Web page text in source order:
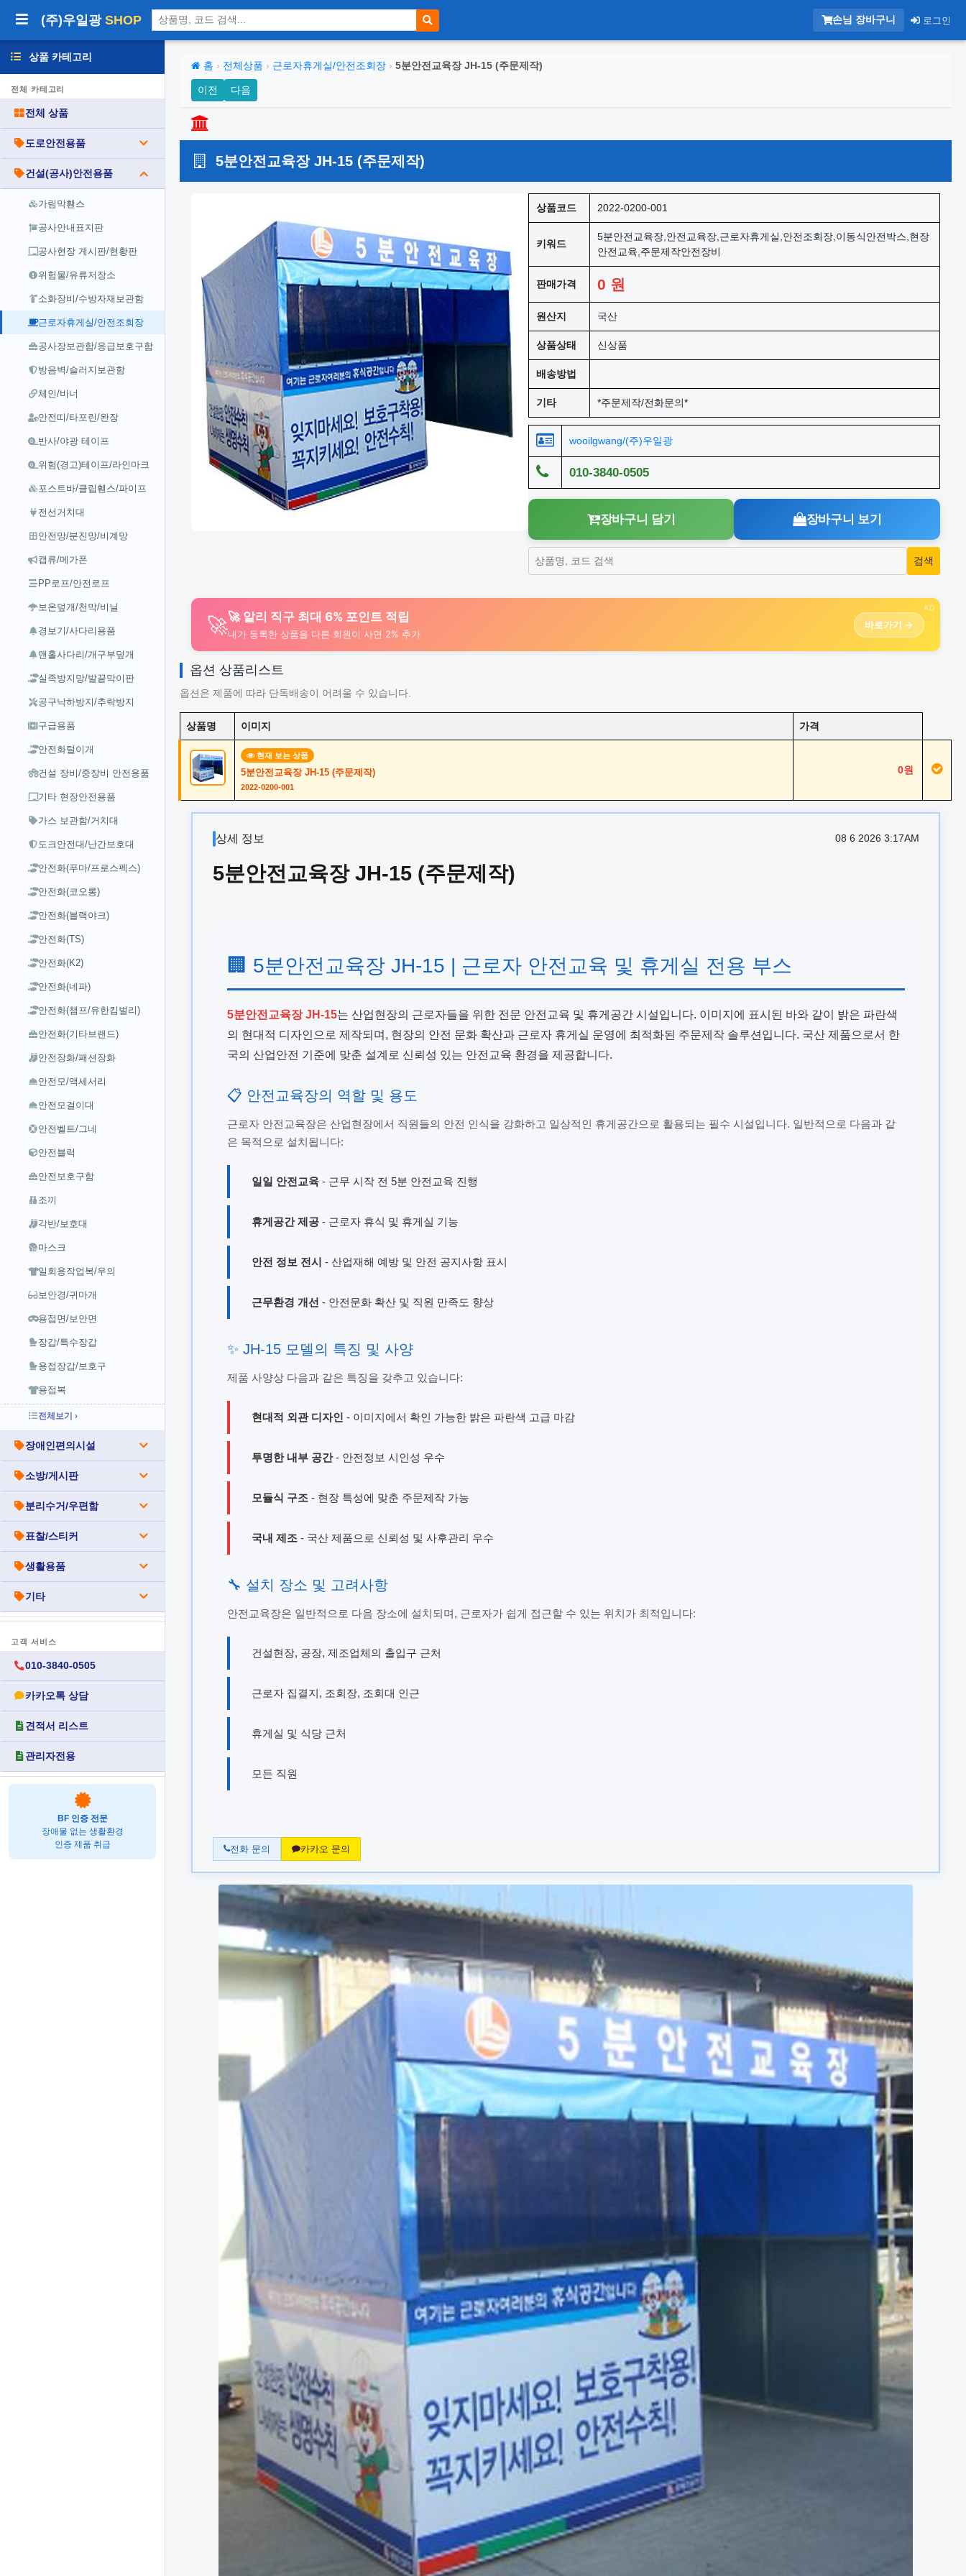
(주)우일광 SHOP 상품 검색 손님 장바구니 로그인
상품 카테고리
전체 카테고리
전체 상품
도로안전용품
건설(공사)안전용품
가림막휀스
공사안내표지판
공사현장 게시판/현황판
위험물/유류저장소
소화장비/수방자재보관함
근로자휴게실/안전조회장
공사장보관함/응급보호구함
방음벽/슬러지보관함
체인/비너
안전띠/타포린/완장
반사/야광 테이프
위험(경고)테이프/라인마크
포스트바/클립휀스/파이프
전선거치대
안전망/분진망/비계망
캡류/메가폰
PP로프/안전로프
보온덮개/천막/비닐
경보기/사다리용품
맨홀사다리/개구부덮개
실족방지망/발끝막이판
공구낙하방지/추락방지
구급용품
안전화털이개
건설 장비/중장비 안전용품
기타 현장안전용품
가스 보관함/거치대
도크안전대/난간보호대
안전화(푸마/프로스펙스)
안전화(코오롱)
안전화(블랙야크)
안전화(TS)
안전화(K2)
안전화(네파)
안전화(챔프/유한킴벌리)
안전화(기타브랜드)
안전장화/패션장화
안전모/액세서리
안전모걸이대
안전벨트/그네
안전블럭
안전보호구함
조끼
각반/보호대
마스크
일회용작업복/우의
보안경/귀마개
용접면/보안면
장갑/특수장갑
용접장갑/보호구
용접복
전체보기 ›
장애인편의시설
소방/게시판
분리수거/우편함
표찰/스티커
생활용품
기타
고객 서비스
010-3840-0505
카카오톡 상담
견적서 리스트
관리자전용
BF 인증 전문
장애물 없는 생활환경
인증 제품 취급
홈 › 전체상품 › 근로자휴게실/안전조회장 › 5분안전교육장 JH-15 (주문제작)
이전 다음
5분안전교육장 JH-15 (주문제작)
상품코드 2022-0200-001
키워드
5분안전교육장,안전교육장,근로자휴게실,안전조회장,이동식안전박스,현장
안전교육,주문제작안전장비
판매가격 0 원
원산지 국산
상품상태 신상품
배송방법
기타 *주문제작/전화문의*
wooilgwang/(주)우일광
010-3840-0505
장바구니 담기 장바구니 보기
AD
🚀🚀 알리 직구 최대 6% 포인트 적립
내가 등록한 상품을 다른 회원이 사면 2% 추가
바로가기 →
옵션 상품리스트
옵션은 제품에 따라 단독배송이 어려울 수 있습니다.
상품명 이미지 가격
현재 보는 상품
5분안전교육장 JH-15 (주문제작)
2022-0200-001
0원
상세 정보 08 6 2026 3:17AM
5분안전교육장 JH-15 (주문제작)
🏢 5분안전교육장 JH-15 | 근로자 안전교육 및 휴게실 전용 부스
5분안전교육장 JH-15는 산업현장의 근로자들을 위한 전문 안전교육 및 휴게공간 시설입니다. 이미지에 표시된 바와 같이 밝은 파란색
의 현대적 디자인으로 제작되며, 현장의 안전 문화 확산과 근로자 휴게실 운영에 최적화된 주문제작 솔루션입니다. 국산 제품으로서 한
국의 산업안전 기준에 맞춘 설계로 신뢰성 있는 안전교육 환경을 제공합니다.
📋 안전교육장의 역할 및 용도
근로자 안전교육장은 산업현장에서 직원들의 안전 인식을 강화하고 일상적인 휴게공간으로 활용되는 필수 시설입니다. 일반적으로 다음과 같
은 목적으로 설치됩니다:
일일 안전교육- 근무 시작 전 5분 안전교육 진행
휴게공간 제공- 근로자 휴식 및 휴게실 기능
안전 정보 전시 - 산업재해 예방 및 안전 공지사항 표시
근무환경 개선 - 안전문화 확산 및 직원 만족도 향상
✨ JH-15 모델의 특징 및 사양
제품 사양상 다음과 같은 특징을 갖추고 있습니다:
현대적 외관 디자인 - 이미지에서 확인 가능한 밝은 파란색 고급 마감
투명한 내부 공간- 안전정보 시인성 우수
모듈식 구조- 현장 특성에 맞춘 주문제작 가능
국내 제조- 국산 제품으로 신뢰성 및 사후관리 우수
🔧 설치 장소 및 고려사항
안전교육장은 일반적으로 다음 장소에 설치되며, 근로자가 쉽게 접근할 수 있는 위치가 최적입니다:
건설현장, 공장, 제조업체의 출입구 근처
근로자 집결지, 조회장, 조회대 인근
휴게실 및 식당 근처
모든 직원
전화 문의 카카오 문의